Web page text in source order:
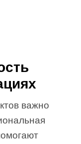
важно